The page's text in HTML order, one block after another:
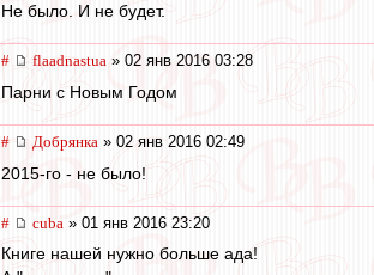
Не было. И не будет.
# flaadnastua » 02 янв 2016 03:28
Парни с Новым Годом
# Добрянка » 02 янв 2016 02:49
2015-го - не было!
# cuba » 01 янв 2016 23:20
Книге нашей нужно больше ада!